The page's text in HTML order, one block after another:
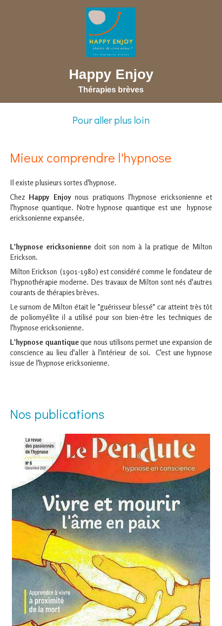
Happy Enjoy
Thérapies brèves
Pour aller plus loin
Mieux comprendre l'hypnose
Il existe plusieurs sortes d'hypnose.
Chez Happy Enjoynous pratiquons l'hypnose ericksonienne et
l'hypnose quantique. Notre hypnose quantique est une hypnose
ericksonienne expansée.
L'hypnose ericksonienne doit son nom à la pratique de Milton
Erickson.
Milton Erickson (1901-1980) est considéré comme le fondateur de
l’hypnothérapie moderne. Des travaux de Milton sont nés d'autres
courants de thérapies brèves.
Le surnom de Milton était le "guérisseur blessé" car atteint très tôt
de poliomyélite il a utilisé pour son bien-être les techniques de
l'hypnose ericksonienne. ​
L'hypnose quantiqueque nous utilisons permet une expansion de
conscience au lieu d'aller à l'intérieur de soi. C'est une hypnose
issue de l'hypnose ericksonienne.
Nos publications